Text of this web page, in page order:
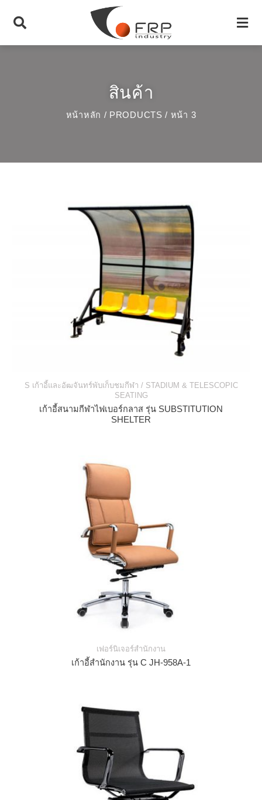
สินค้า
หน้าหลัก / PRODUCTS / หน้า 3
S เก้าอี้และอัฒจันทร์พับเก็บชมกีฬา / STADIUM & TELESCOPIC
SEATING
เก้าอี้สนามกีฬาไฟเบอร์กลาส รุ่น SUBSTITUTION
SHELTER
เฟอร์นิเจอร์สำนักงาน
เก้าอี้สำนักงาน รุ่น C JH-958A-1